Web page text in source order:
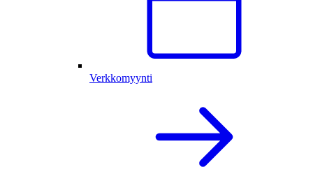
Verkkomyynti